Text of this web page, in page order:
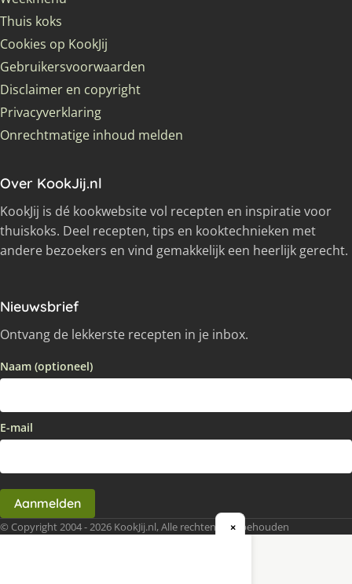
Thuis koks
Cookies op KookJij
Gebruikersvoorwaarden
Disclaimer en copyright
Privacyverklaring
Onrechtmatige inhoud melden
Over KookJij.nl
KookJij is dé kookwebsite vol recepten en inspiratie voor
thuiskoks. Deel recepten, tips en kooktechnieken met
andere bezoekers en vind gemakkelijk een heerlijk gerecht.
Nieuwsbrief
Ontvang de lekkerste recepten in je inbox.
Naam (optioneel)
E-mail
Aanmelden
© Copyright 2004 - 2026 KookJij.nl, Alle rechten voorbehouden
×